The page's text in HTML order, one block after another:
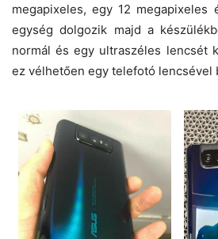
megapixeles, egy 12 megapixeles
egység dolgozik majd a
normál és egy ultraszéles lencsét
ez vélhetően egy telefotó lencsével